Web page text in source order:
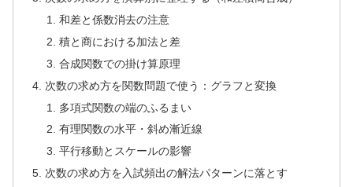
和差と係数消去の注意
積と商における加法と差
合成関数での掛け算原理
次数の求め方を関数問題で使う：グラフと変換
多項式関数の端のふるまい
有理関数の水平・斜め漸近線
平行移動とスケールの影響
次数の求め方を入試頻出の解法パターンに落とす